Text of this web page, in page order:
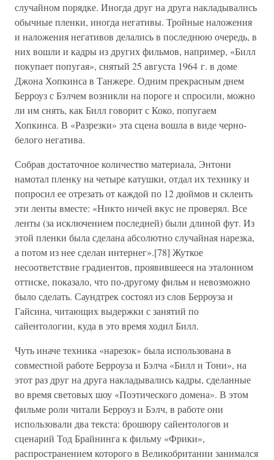
случайном порядке. Иногда друг на друга накладывались
обычные пленки, иногда негативы. Тройные наложения
и наложения негативов делались в последнюю очередь, в
них вошли и кадры из других фильмов, например, «Билл
покупает попугая», снятый 25 августа 1964 г. в доме
Джона Хопкинса в Танжере. Одним прекрасным днем
Берроуз с Бэлчем возникли на пороге и спросили, можно
ли им снять, как Билл говорит с Коко, попугаем
Хопкинса. В «Разрезки» эта сцена вошла в виде черно-
белого негатива.
Собрав достаточное количество материала, Энтони
намотал пленку на четыре катушки, отдал их технику и
попросил ее отрезать от каждой по 12 дюймов и склеить
эти ленты вместе: «Никто ничей вкус не проверял. Все
ленты (за исключением последней) были длиной фут. Из
этой пленки была сделана абсолютно случайная нарезка,
а потом из нее сделан интернег».[78] Жуткое
несоответствие градиентов, проявившееся на эталонном
оттиске, показало, что по-другому фильм и невозможно
было сделать. Саундтрек состоял из слов Берроуза и
Гайсина, читающих выдержки с занятий по
сайентологии, куда в это время ходил Билл.
Чуть иначе техника «нарезок» была использована в
совместной работе Берроуза и Бэлча «Билл и Тони», на
этот раз друг на друга накладывались кадры, сделанные
во время световых шоу «Поэтического домена». В этом
фильме роли читали Берроуз и Бэлч, в работе они
использовали два текста: брошюру сайентологов и
сценарий Тод Брайнинга к фильму «Фрики»,
распространением которого в Великобритании занимался